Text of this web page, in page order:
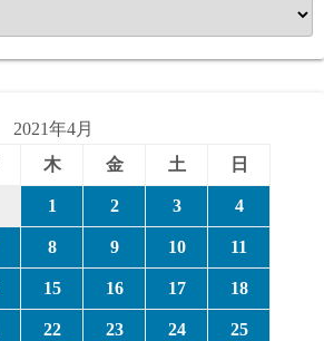
2021年4月
木 金 土 日
1 2 3 4
8 9 10 11
15 16 17 18
22 23 24 25